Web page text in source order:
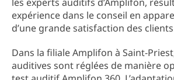
expérience dans le conseil en
d’une grande satisfaction des
Dans la filiale Amplifon à Saint-
auditives sont réglées de manière